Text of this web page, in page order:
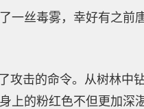
一丝毒雾，幸好有之前
攻击的命令。从树林中
上的粉红色不但更加深